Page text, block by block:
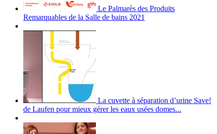
Le Palmarès des Produits
Remarquables de la Salle de bains 2021
La cuvette à séparation d’urine Save!
de Laufen pour mieux gérer les eaux usées domes...